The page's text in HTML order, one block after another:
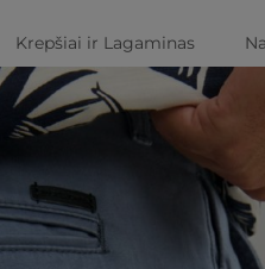
Krepšiai ir Lagaminas